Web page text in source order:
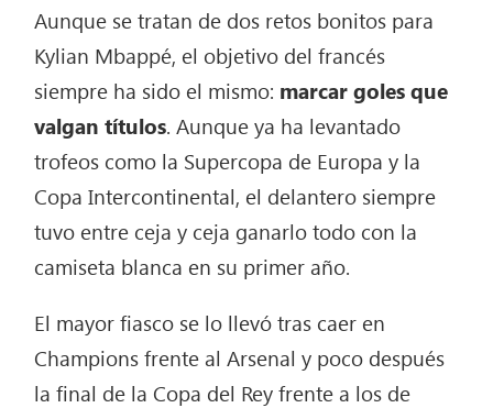
Aunque se tratan de dos retos bonitos para
Kylian Mbappé, el objetivo del francés
siempre ha sido el mismo: marcar goles que
valgan títulos. Aunque ya ha levantado
trofeos como la Supercopa de Europa y la
Copa Intercontinental, el delantero siempre
tuvo entre ceja y ceja ganarlo todo con la
camiseta blanca en su primer año.
El mayor fiasco se lo llevó tras caer en
Champions frente al Arsenal y poco después
la final de la Copa del Rey frente a los de